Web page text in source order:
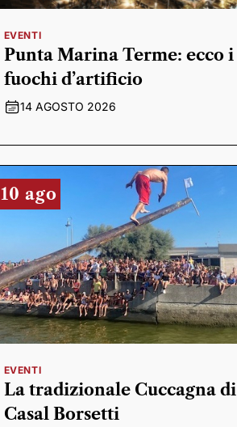
EVENTI
Punta Marina Terme: ecco i
fuochi d’artificio
14 AGOSTO 2026
10 ago
EVENTI
La tradizionale Cuccagna di
Casal Borsetti